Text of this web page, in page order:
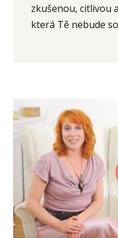
zkušenou, citlivou
která Tě nebude